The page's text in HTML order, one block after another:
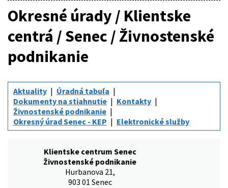
Okresné úrady / Klientske
centrá / Senec / Živnostenské
podnikanie
Aktuality
Úradná tabuľa
Dokumenty na stiahnutie
Kontakty
Živnostenské podnikanie
Okresný úrad Senec - KEP
Elektronické služby
Klientske centrum Senec
Živnostenské podnikanie
Hurbanova 21,
903 01 Senec